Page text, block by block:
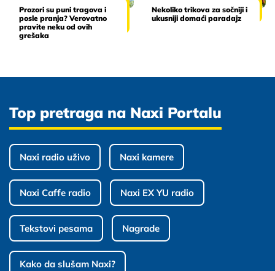
Prozori su puni tragova i
posle pranja? Verovatno
pravite neku od ovih
grešaka
Nekoliko trikova za sočniji i
ukusniji domaći paradajz
Top pretraga na Naxi Portalu
Naxi radio uživo Naxi kamere
Naxi Caffe radio Naxi EX YU radio
Tekstovi pesama Nagrade
Kako da slušam Naxi?